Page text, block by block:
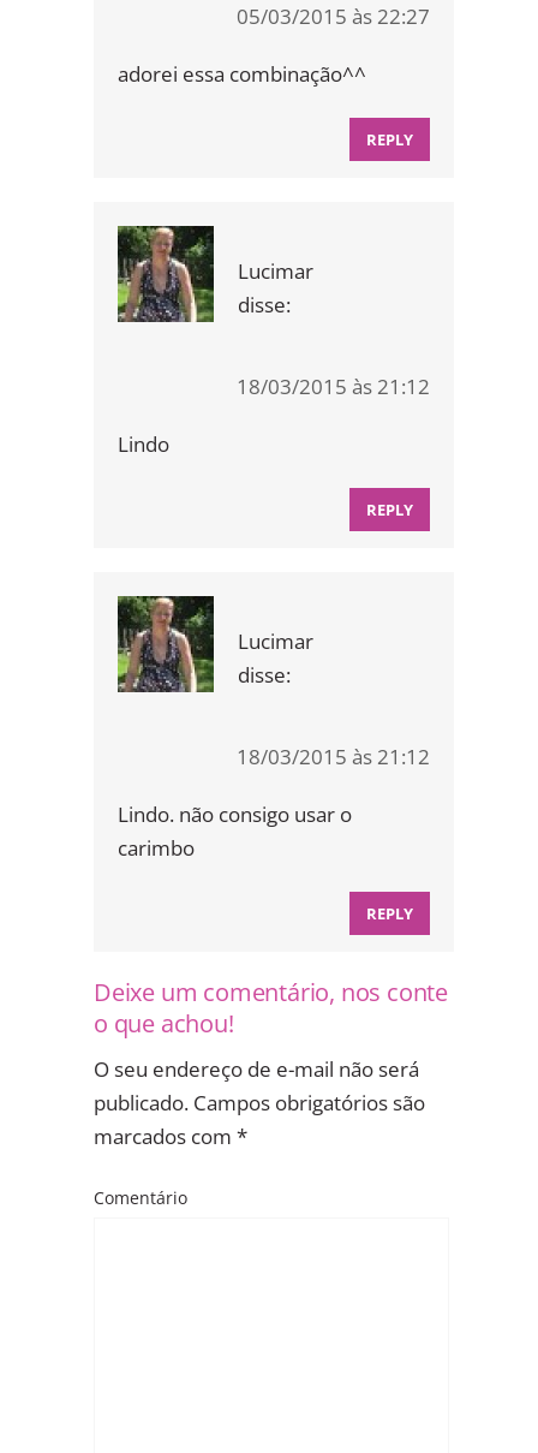
05/03/2015 às 22:27
adorei essa combinação^^
REPLY
Lucimar
disse:
18/03/2015 às 21:12
Lindo
REPLY
Lucimar
disse:
18/03/2015 às 21:12
Lindo. não consigo usar o
carimbo
REPLY
Deixe um comentário, nos conte
o que achou!
O seu endereço de e-mail não será
publicado. Campos obrigatórios são
marcados com *
Comentário